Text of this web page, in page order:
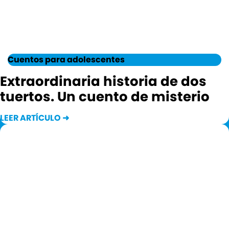
Cuentos para adolescentes
Extraordinaria historia de dos
tuertos. Un cuento de misterio
LEER ARTÍCULO ➜